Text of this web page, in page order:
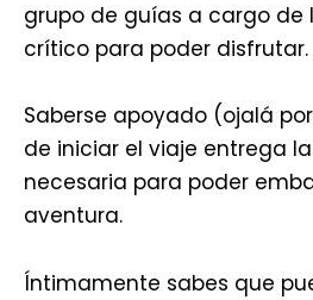
grupo de guías a cargo de
crítico para poder disfrutar.
Saberse apoyado (ojalá
de iniciar el viaje entrega
necesaria para poder
aventura.
Íntimamente sabes que